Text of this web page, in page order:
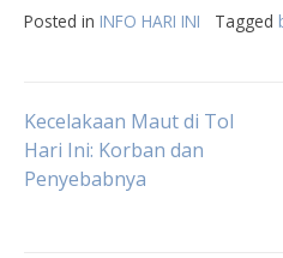
Posted in INFO HARI INI Tagged
Post
navigation
Kecelakaan Maut di Tol
Hari Ini: Korban dan
Penyebabnya